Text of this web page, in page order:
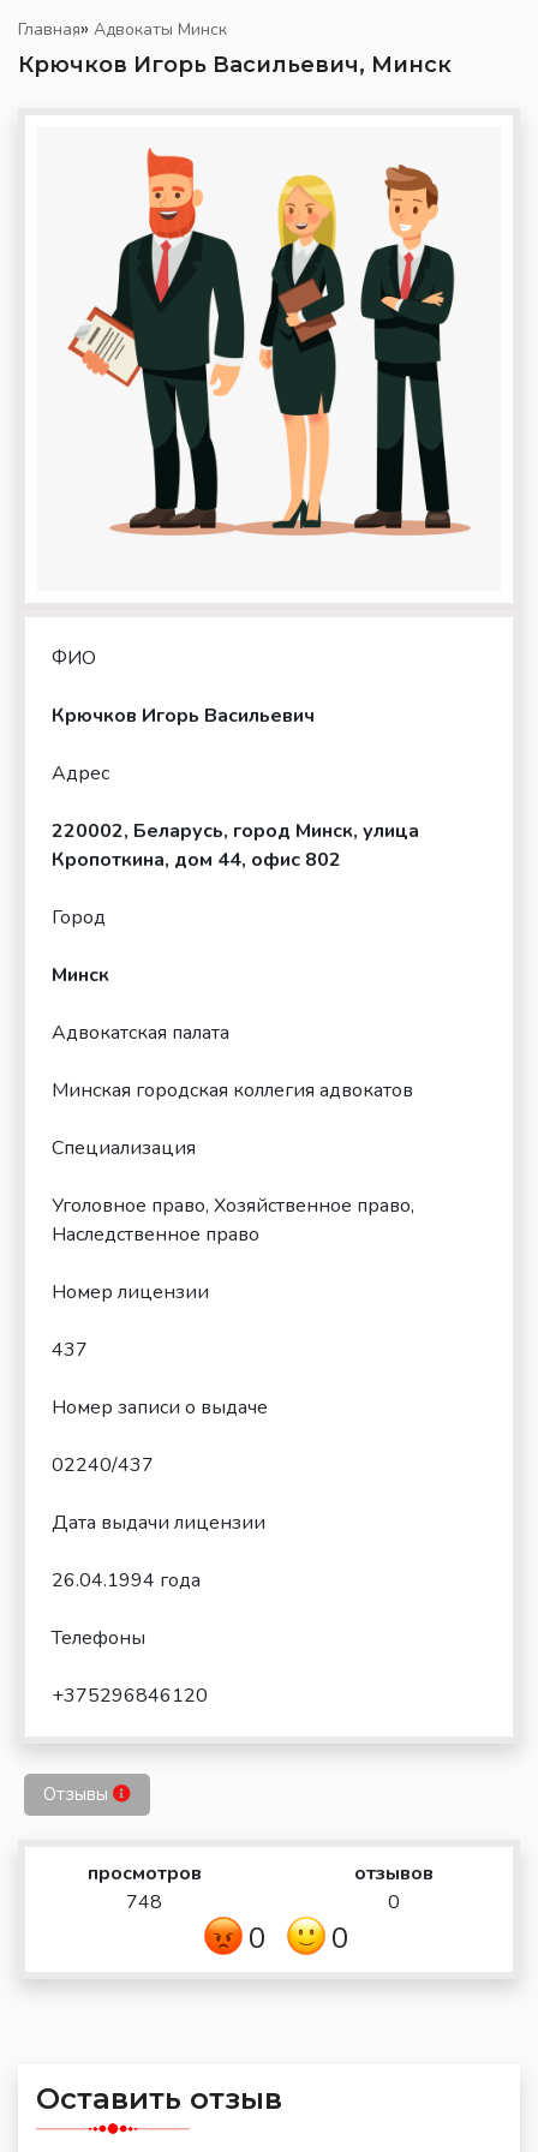
Главная» Адвокаты Минск
Крючков Игорь Васильевич, Минск
ФИО
Крючков Игорь Васильевич
Адрес
220002, Беларусь, город Минск, улица
Кропоткина, дом 44, офис 802
Город
Минск
Адвокатская палата
Минская городская коллегия адвокатов
Специализация
Уголовное право, Хозяйственное право,
Наследственное право
Номер лицензии
437
Номер записи о выдаче
02240/437
Дата выдачи лицензии
26.04.1994 года
Телефоны
+375296846120
Отзывы
просмотров
748
отзывов
0
0 0
Оставить отзыв